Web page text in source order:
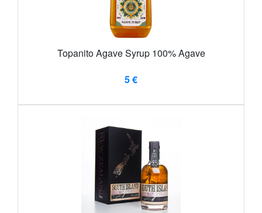
Topanito Agave Syrup 100% Agave
5 €